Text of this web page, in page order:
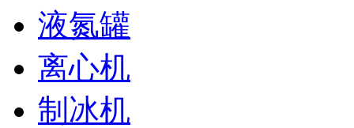
液氮罐
离心机
制冰机